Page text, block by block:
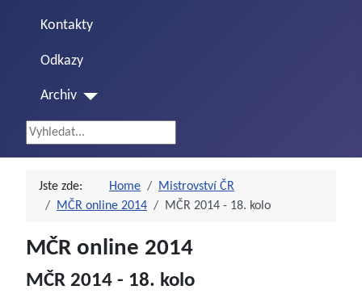
Kontakty
Odkazy
Archiv
Vyhledávání...
Jste zde: Home
Mistrovství ČR
MČR online 2014
MČR 2014 - 18. kolo
MČR online 2014
MČR 2014 - 18. kolo